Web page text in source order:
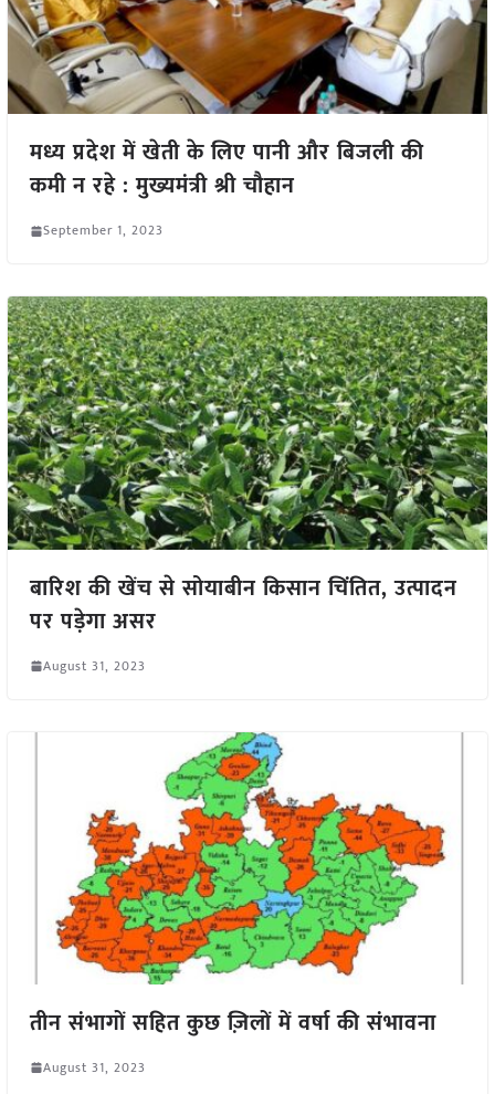
मध्य प्रदेश में खेती के लिए पानी और बिजली की
कमी न रहे : मुख्यमंत्री श्री चौहान
September 1, 2023
बारिश की खेंच से सोयाबीन किसान चिंतित, उत्पादन
पर पड़ेगा असर
August 31, 2023
तीन संभागों सहित कुछ ज़िलों में वर्षा की संभावना
August 31, 2023